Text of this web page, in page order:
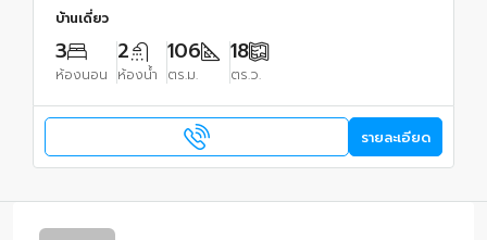
บ้านเดี่ยว
3
ห้องนอน
2
ห้องน้ำ
106
ตร.ม.
18
ตร.ว.
รายละเอียด